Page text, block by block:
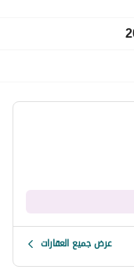
عرض جميع العقارات